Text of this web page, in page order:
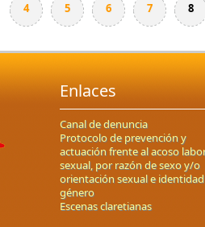
4 5 6 7 8
Enlaces
Canal de denuncia
Protocolo de prevención y
actuación frente al acoso
sexual, por razón de sexo y/o
orientación sexual e
género
Escenas claretianas